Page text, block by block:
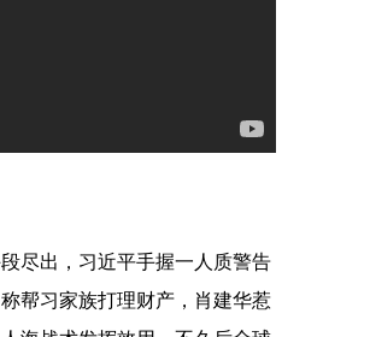
尽出，习近平手握一人质警告
帮习家族打理财产，肖建华惹